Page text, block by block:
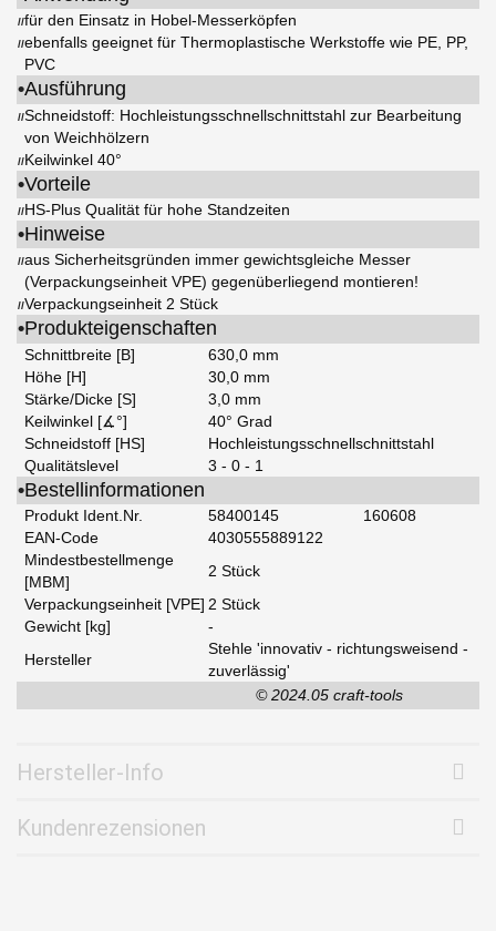
//für den Einsatz in Hobel-Messerköpfen
//ebenfalls geeignet für Thermoplastische Werkstoffe wie PE, PP,
PVC
•Ausführung
//Schneidstoff: Hochleistungsschnellschnittstahl zur Bearbeitung
von Weichhölzern
//Keilwinkel 40°
•Vorteile
//HS-Plus Qualität für hohe Standzeiten
•Hinweise
//aus Sicherheitsgründen immer gewichtsgleiche Messer
(Verpackungseinheit VPE) gegenüberliegend montieren!
//Verpackungseinheit 2 Stück
•Produkteigenschaften
Schnittbreite [B]
630,0 mm
Höhe [H]
30,0 mm
Stärke/Dicke [S]
3,0 mm
Keilwinkel [∡°]
40° Grad
Schneidstoff [HS]
Hochleistungsschnellschnittstahl
Qualitätslevel
3 - 0 - 1
•Bestellinformationen
Produkt Ident.Nr. 58400145
160608
EAN-Code
4030555889122
Mindestbestellmenge
[MBM]
2 Stück
Verpackungseinheit [VPE] 2 Stück
Gewicht [kg]
-
Hersteller
Stehle 'innovativ - richtungsweisend -
zuverlässig'
© 2024.05 craft-tools
Hersteller-Info
Kundenrezensionen